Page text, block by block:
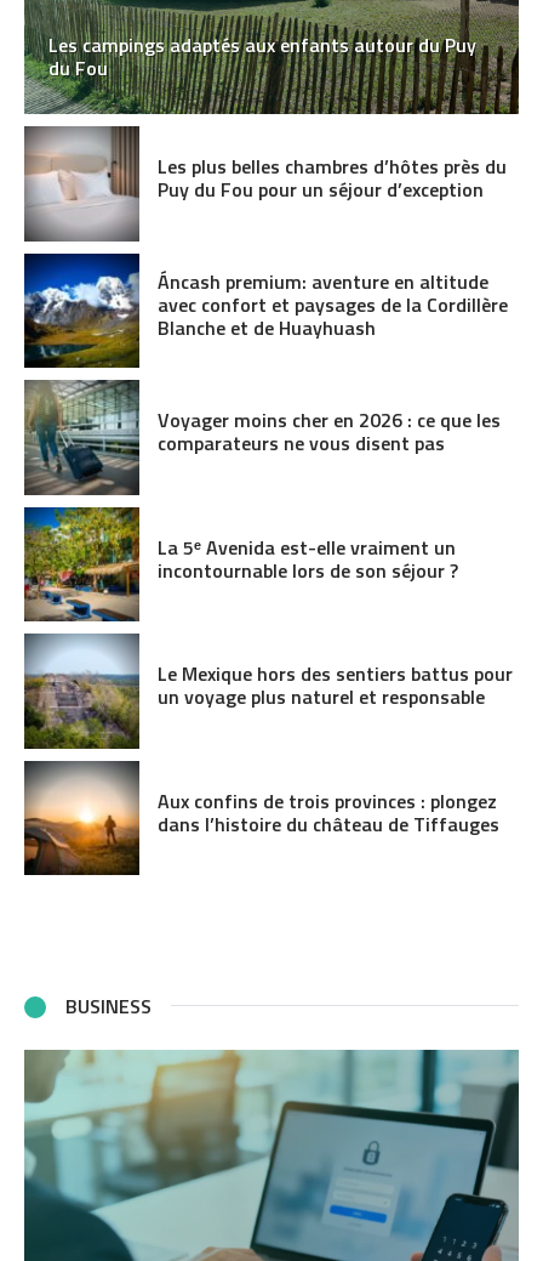
Les campings adaptés aux enfants autour du Puy
du Fou
Les plus belles chambres d’hôtes près du
Puy du Fou pour un séjour d’exception
Áncash premium: aventure en altitude
avec confort et paysages de la Cordillère
Blanche et de Huayhuash
Voyager moins cher en 2026 : ce que les
comparateurs ne vous disent pas
La 5ᵉ Avenida est-elle vraiment un
incontournable lors de son séjour ?
Le Mexique hors des sentiers battus pour
un voyage plus naturel et responsable
Aux confins de trois provinces : plongez
dans l’histoire du château de Tiffauges
BUSINESS